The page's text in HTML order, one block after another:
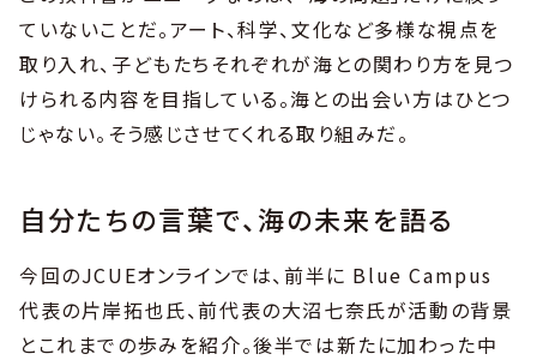
ていないことだ。アート、科学、文化など多様な視点を
取り入れ、子どもたちそれぞれが海との関わり方を見つ
けられる内容を目指している。海との出会い方はひとつ
じゃない。そう感じさせてくれる取り組みだ。
自分たちの言葉で、海の未来を語る
今回のJCUEオンラインでは、前半に Blue Campus
代表の片岸拓也氏、前代表の大沼七奈氏が活動の背景
とこれまでの歩みを紹介。後半では新たに加わった中